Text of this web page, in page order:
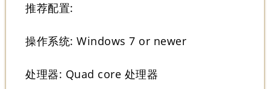
推荐配置:
操作系统: Windows 7 or newer
处理器: Quad core 处理器